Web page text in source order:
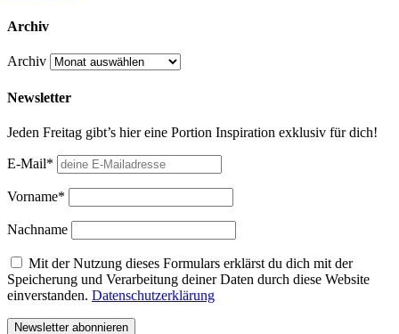
Archiv
Archiv
Newsletter
Jeden Freitag gibt’s hier eine Portion Inspiration exklusiv für dich!
E-Mail*
Vorname*
Nachname
Mit der Nutzung dieses Formulars erklärst du dich mit der
Speicherung und Verarbeitung deiner Daten durch diese Website
einverstanden. Datenschutzerklärung